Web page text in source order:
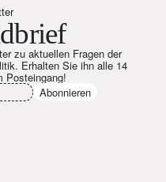
zu aktuellen Fragen der
Erhalten Sie ihn alle 14
Posteingang!